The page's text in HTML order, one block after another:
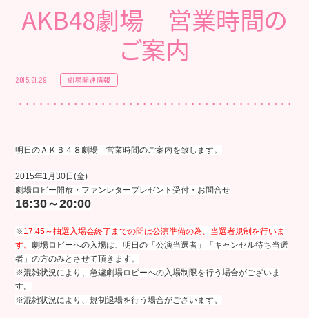
AKB48劇場 営業時間の
ご案内
2015.01.29 劇場関連情報
明日のＡＫＢ４８劇場 営業時間のご案内を致します。
2015年1月30日(金)
劇場ロビー開放・ファンレタープレゼント受付・お問合せ
16:30～20:00
※17:45～抽選入場会終了までの間は公演準備の為、当選者規制を行いま
す。 劇場ロビーへの入場は、明日の「公演当選者」「キャンセル待ち当選
者」の方のみとさせて頂きます。
※混雑状況により、急遽劇場ロビーへの入場制限を行う場合がございま
す。
※混雑状況により、規制退場を行う場合がございます。